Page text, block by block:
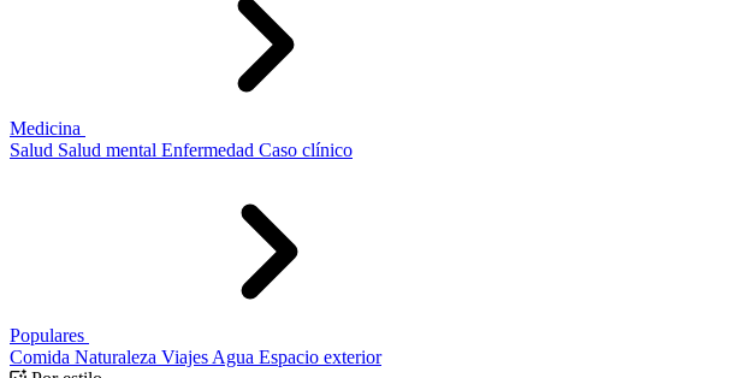
Medicina
Salud Salud mental Enfermedad Caso clínico
Populares
Comida Naturaleza Viajes Agua Espacio exterior